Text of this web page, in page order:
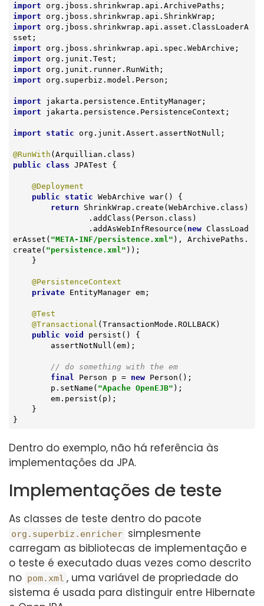
import
import
import org.jboss.shrinkwrap.api.asset.ClassLoaderA
import
import
import
import org.superbiz.model.Person;
import
import jakarta.persistence.PersistenceContext;
import static org.junit.Assert.assertNotNull;
@RunWith
public
class JPATest {
@Deployment
public
static WebArchive war()
{
return ShrinkWrap.create(WebArchive.class)
                .addAsWebInfResource(
new ClassLoad
erAsset( "META-INF/persistence.xml" ), ArchivePaths.
create( "persistence.xml" ));
@PersistenceContext
private EntityManager em;
@Test
@Transactional (TransactionMode.ROLLBACK)
public void persist ()
{
// do something with the em
final
Person p = new Person();
        p.setName(
"Apache OpenEJB" );
}
Dentro do exemplo, não há referência às
implementações da JPA.
Implementações de teste
As classes de teste dentro do pacote
org.superbiz.enricher simplesmente
carregam as bibliotecas de implementação e
o teste é executado duas vezes como descrito
no pom.xml , uma variável de propriedade do
sistema é usada para distinguir entre Hibernate